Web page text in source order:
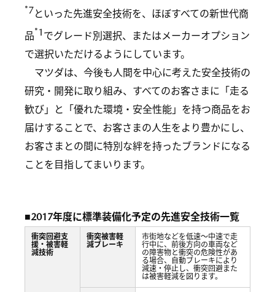
*7といった先進安全技術を、ほぼすべての新世代商
品*1 でグレード別選択、またはメーカーオプション
で選択いただけるようにしています。
マツダは、今後も人間を中心に考えた安全技術の
研究・開発に取り組み、すべてのお客さまに「走る
歓び」と「優れた環境・安全性能」を持つ商品をお
届けすることで、お客さまの人生をより豊かにし、
お客さまとの間に特別な絆を持ったブランドになる
ことを目指してまいります。
■2017年度に標準装備化予定の先進安全技術一覧
衝突回避支
援・被害軽
減技術
衝突被害軽
減ブレーキ
市街地などを低速〜中速で走
行中に、前後方向の車両など
の障害物と衝突の危険性があ
る場合、自動ブレーキにより
減速・停止し、衝突回避また
は被害軽減を図ります。